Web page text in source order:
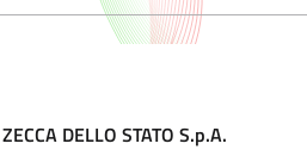
DELLO STATO S.p.A.